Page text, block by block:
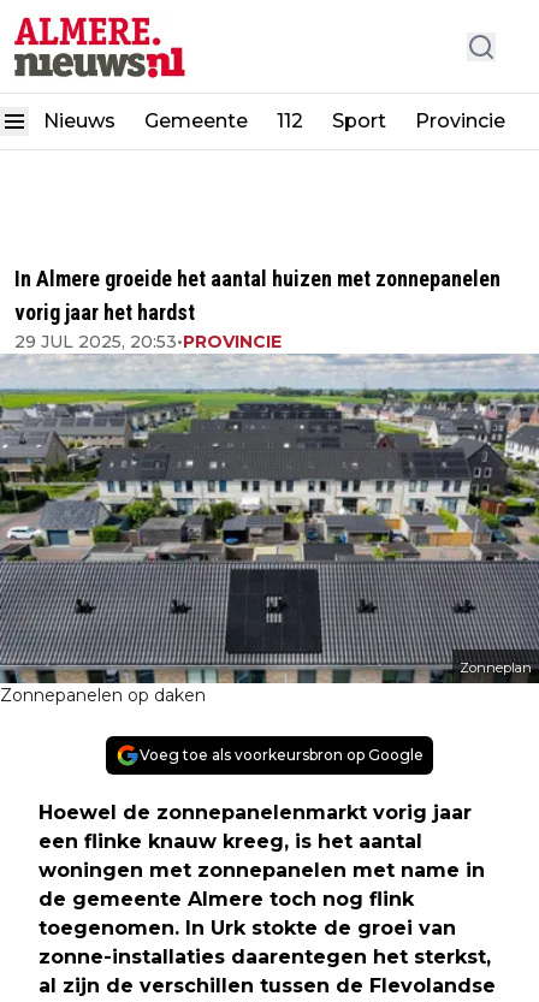
Nieuws Gemeente 112 Sport Provincie
In Almere groeide het aantal huizen met zonnepanelen
vorig jaar het hardst
29 JUL 2025, 20:53•PROVINCIE
Zonneplan
Zonnepanelen op daken
Voeg toe als voorkeursbron op Google
Hoewel de zonnepanelenmarkt vorig jaar
een flinke knauw kreeg, is het aantal
woningen met zonnepanelen met name in
de gemeente Almere toch nog flink
toegenomen. In Urk stokte de groei van
zonne-installaties daarentegen het sterkst,
al zijn de verschillen tussen de Flevolandse